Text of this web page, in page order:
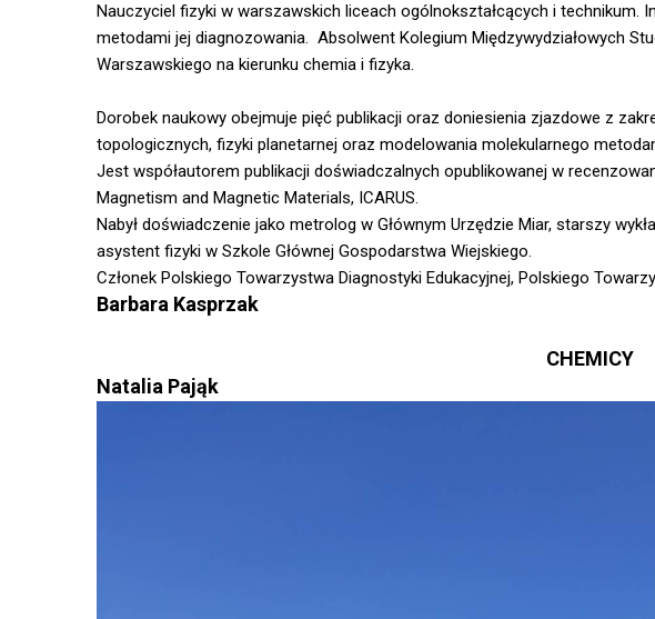
Nauczyciel fizyki w warszawskich liceach ogólnokształcących i technikum.
metodami jej diagnozowania. Absolwent Kolegium Międzywydziałowych
Warszawskiego na kierunku chemia i fizyka.
Dorobek naukowy obejmuje pięć publikacji oraz doniesienia zjazdowe z
topologicznych, fizyki planetarnej oraz modelowania molekularnego
Jest współautorem publikacji doświadczalnych opublikowanej w
Magnetism and Magnetic Materials, ICARUS.
Nabył doświadczenie jako metrolog w Głównym Urzędzie Miar, starszy
asystent fizyki w Szkole Głównej Gospodarstwa Wiejskiego.
Członek Polskiego Towarzystwa Diagnostyki Edukacyjnej, Polskiego
Barbara Kasprzak
CHEMICY
Natalia Pająk